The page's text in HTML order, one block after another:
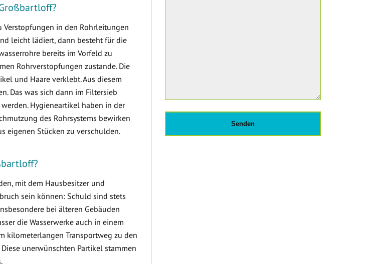
in den Rohrleitungen
leicht lädiert, dann besteht für die
bereits im Vorfeld zu
Rohrverstopfungen zustande. Die
und Haare verklebt. Aus diesem
Das was sich dann im Filtersieb
Hygieneartikel haben in der
des Rohrsystems bewirken
eigenen Stücken zu verschulden.
mit dem Hausbesitzer und
sein können: Schuld sind stets
bei älteren Gebäuden
die Wasserwerke auch in einem
kilometerlangen Transportweg zu den
unerwünschten Partikel stammen